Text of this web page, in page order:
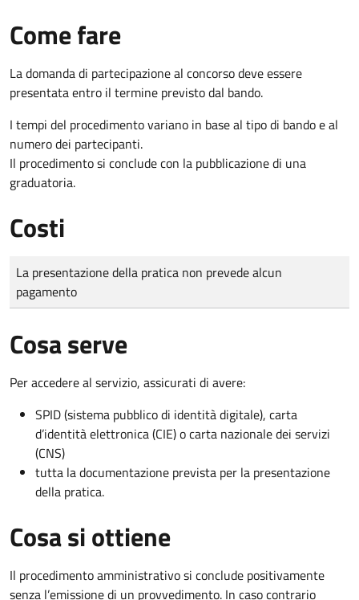
Come fare
La domanda di partecipazione al concorso deve essere
presentata entro il termine previsto dal bando.
I tempi del procedimento variano in base al tipo di bando e al
numero dei partecipanti.
Il procedimento si conclude con la pubblicazione di una
graduatoria.
Costi
Tipo di pagamento
Importo
La presentazione della pratica non prevede alcun
pagamento
Cosa serve
Per accedere al servizio, assicurati di avere:
SPID (sistema pubblico di identità digitale), carta
d’identità elettronica (CIE) o carta nazionale dei servizi
(CNS)
tutta la documentazione prevista per la presentazione
della pratica.
Cosa si ottiene
Il procedimento amministrativo si conclude positivamente
senza l’emissione di un provvedimento. In caso contrario